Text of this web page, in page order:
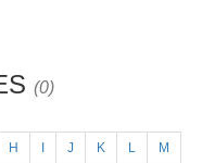
(0)
H J K L M